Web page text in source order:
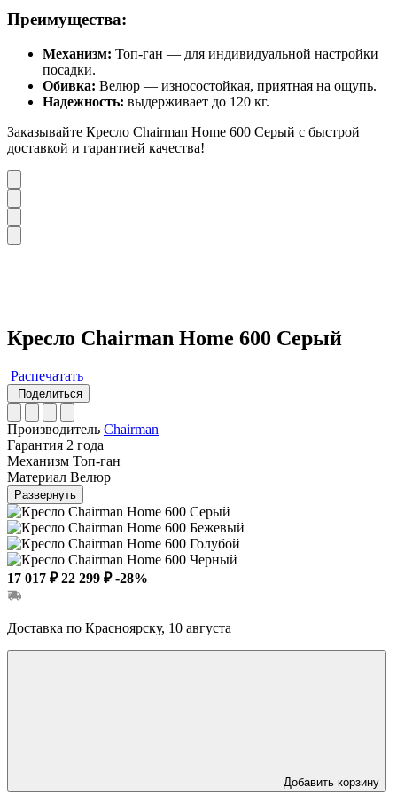
Преимущества:
Механизм: Топ-ган — для индивидуальной настройки
посадки.
Обивка: Велюр — износостойкая, приятная на ощупь.
Надежность: выдерживает до 120 кг.
Заказывайте Кресло Chairman Home 600 Серый с быстрой
доставкой и гарантией качества!
Кресло Chairman Home 600 Серый
Распечатать
Поделиться
Производитель Chairman
Гарантия 2 года
Механизм Топ-ган
Материал Велюр
Развернуть
17 017 ₽ 22 299 ₽ -28%
Доставка по Красноярску, 10 августа
Добавить корзину